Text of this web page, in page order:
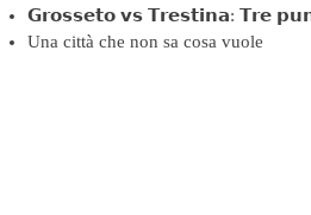
𝗚𝗿𝗼𝘀𝘀𝗲𝘁𝗼 𝘃𝘀 𝗧𝗿𝗲𝘀𝘁𝗶𝗻𝗮: 𝗧𝗿𝗲
Una città che non sa cosa vuole